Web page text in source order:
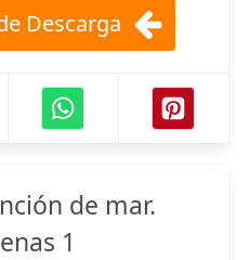
Descarga
de mar.
1